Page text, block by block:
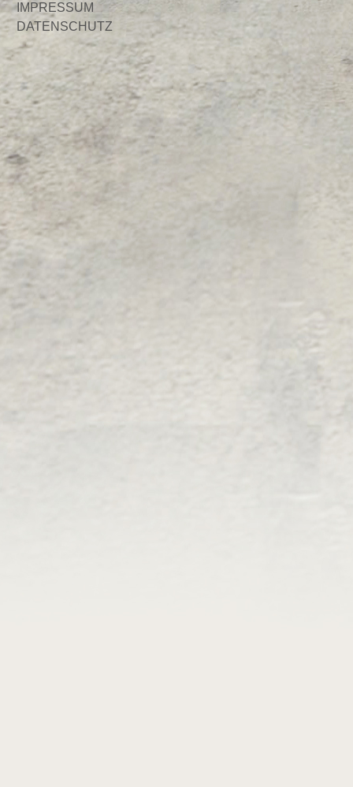
IMPRESSUM
DATENSCHUTZ